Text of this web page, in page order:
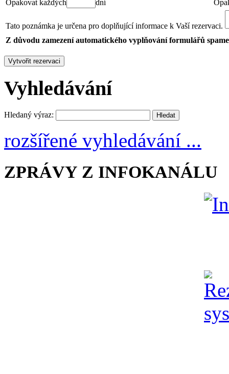
Opakovat každých dní
Tato poznámka je určena pro doplňující informace k Vaší rezervaci.
Z důvodu zamezení automatického vyplňování formulářů
Vyhledávání
Hledaný výraz:
rozšířené vyhledávání ...
ZPRÁVY Z INFOKANÁLU